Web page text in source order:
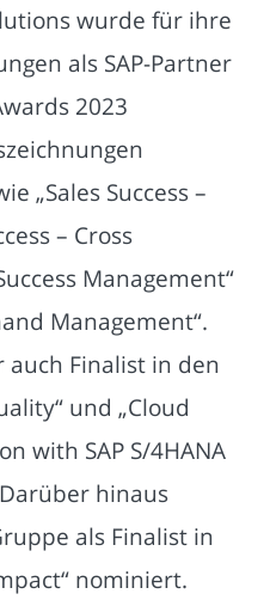
wurde für ihre
als SAP-Partner
2023
„Sales Success –
– Cross
Management“
Management“.
Finalist in den
und „Cloud
with SAP S/4HANA
hinaus
als Finalist in
nominiert.